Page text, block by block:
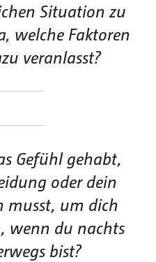
Situation zu
welche Faktoren
veranlasst?
Gefühl gehabt,
oder dein
musst, um dich
wenn du nachts
bist?